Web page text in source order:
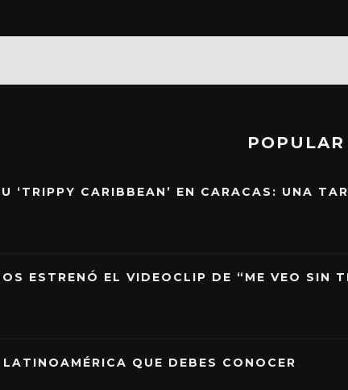
POPULAR
‘TRIPPY CARIBBEAN’ EN CARACAS: UNA
ESTRENÓ EL VIDEOCLIP DE “ME VEO SIN
QUE DEBES CONOCER